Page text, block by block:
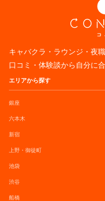
キャバクラ・ラウンジ・夜
口コミ・体験談から自分に
エリアから探す
銀座
六本木
新宿
上野・御徒町
池袋
渋谷
船橋